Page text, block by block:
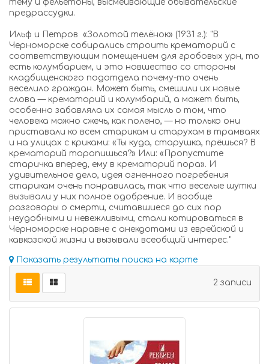
тему и фельетоны, высмеивающие обывательские
предрассудки.
Ильф и Петров «Золотой телёнок» (1931 г.): "В
Черноморске собирались строить крематорий с
соответствующим помещением для гробовых урн, то
есть колумбарием, и это новшество со стороны
кладбищенского подотдела почему-то очень
веселило граждан. Может быть, смешили их новые
слова — крематорий и колумбарий, а может быть,
особенно забавляла их самая мысль о том, что
человека можно сжечь, как полено, — но только они
приставали ко всем старикам и старухам в трамваях
и на улицах с криками: «Ты куда, старушка, прёшься? В
крематорий торопишься?» Или: «Пропустите
старичка вперед, ему в крематорий пора». И
удивительное дело, идея огненного погребения
старикам очень понравилась, так что веселые шутки
вызывали у них полное одобрение. И вообще
разговоры о смерти, считавшиеся до сих пор
неудобными и невежливыми, стали котироваться в
Черноморске наравне с анекдотами из еврейской и
кавказской жизни и вызывали всеобщий интерес."
Показать результаты поиска на карте
2 записи